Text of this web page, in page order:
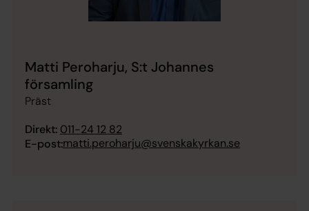
Matti Peroharju, S:t Johannes
församling
Präst
Direkt: 011-24 12 82
E-post:matti.peroharju@svenskakyrkan.se